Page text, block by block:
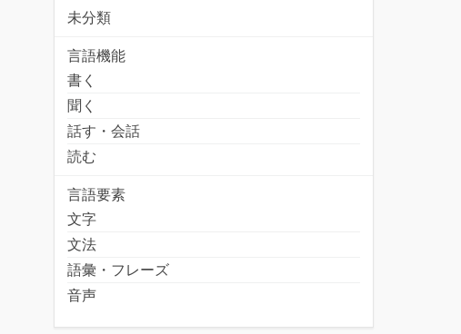
未分類
言語機能
書く
聞く
話す・会話
読む
言語要素
文字
文法
語彙・フレーズ
音声